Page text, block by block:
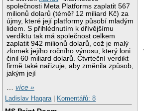
společnosti Meta Platforms zaplatit 567
milionů dolarů (téměř 12 miliard Kč) za
újmy, které její platformy působí mladým
lidem. S přihlédnutím k dřívějšímu
verdiktu tak má společnost celkem
zaplatit 942 milionů dolarů, což je malý
zlomek jejího ročního výnosu, který loni
činil 60 miliard dolarů. Čtvrteční verdikt
firmě také nařizuje, aby změnila způsob,
jakým její
…více »
Ladislav Hagara
Komentářů: 8